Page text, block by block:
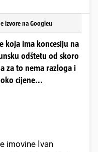
izvore na Googleu
koja ima koncesiju na
odštetu od skoro
za to nema razloga i
cijene...
imovine Ivan